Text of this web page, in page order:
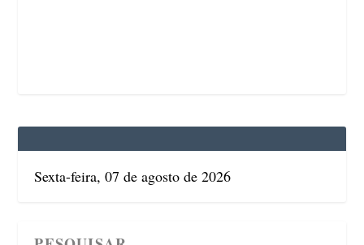
Sexta-feira, 07 de agosto de 2026